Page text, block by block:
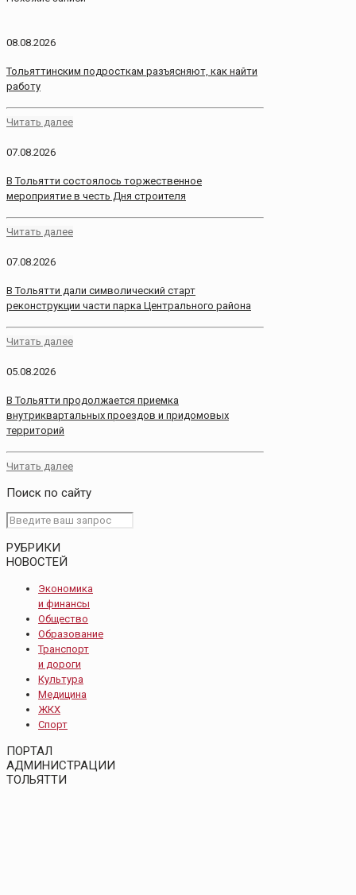
08.08.2026
Тольяттинским подросткам разъясняют, как найти
работу
Читать далее
07.08.2026
В Тольятти состоялось торжественное
мероприятие в честь Дня строителя
Читать далее
07.08.2026
В Тольятти дали символический старт
реконструкции части парка Центрального района
Читать далее
05.08.2026
В Тольятти продолжается приемка
внутриквартальных проездов и придомовых
территорий
Читать далее
Поиск по сайту
РУБРИКИ
НОВОСТЕЙ
Экономика
и финансы
Общество
Образование
Транспорт
и дороги
Культура
Медицина
ЖКХ
Спорт
ПОРТАЛ
АДМИНИСТРАЦИИ
ТОЛЬЯТТИ